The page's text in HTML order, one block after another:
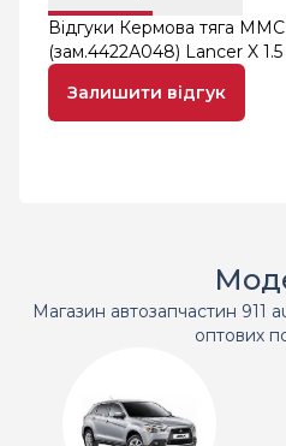
Відгуки Кермова тяга
(зам.4422А048) Lancer X 1.5
Залишити відгук
Магазин автозапчастин 911
оптових